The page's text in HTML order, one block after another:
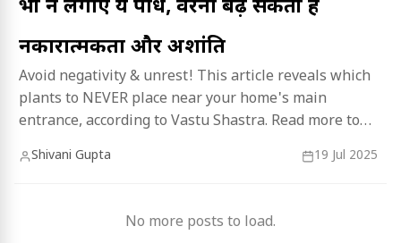
भी न लगाएं ये पौधे, वरना बढ़ सकती है
नकारात्मकता और अशांति
Avoid negativity & unrest! This article reveals which
plants to NEVER place near your home's main
entrance, according to Vastu Shastra. Read more to
Shivani Gupta 19 Jul 2025
No more posts to load.